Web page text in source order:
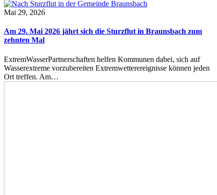
Mai 29, 2026
Am 29. Mai 2026 jährt sich die Sturzflut in Braunsbach zum
zehnten Mal
ExtremWasserPartnerschaften helfen Kommunen dabei, sich auf
Wasserextreme vorzubereiten Extremwetterereignisse können jeden
Ort treffen. Am…